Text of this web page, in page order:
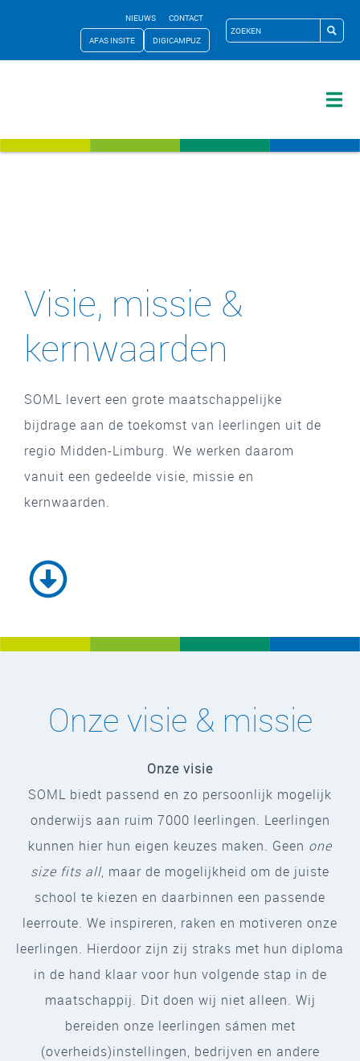
NIEUWS
CONTACT
AFAS INSITE
DIGICAMPUZ
Visie, missie &
kernwaarden
SOML levert een grote maatschappelijke
bijdrage aan de toekomst van leerlingen uit de
regio Midden-Limburg. We werken daarom
vanuit een gedeelde visie, missie en
kernwaarden.
Onze visie & missie
Onze visie
SOML biedt passend en zo persoonlijk mogelijk
onderwijs aan ruim 7000 leerlingen. Leerlingen
kunnen hier hun eigen keuzes maken. Geen one
size fits all, maar de mogelijkheid om de juiste
school te kiezen en daarbinnen een passende
leerroute. We inspireren, raken en motiveren onze
leerlingen. Hierdoor zijn zij straks met hun diploma
in de hand klaar voor hun volgende stap in de
maatschappij. Dit doen wij niet alleen. Wij
bereiden onze leerlingen sámen met
(overheids)instellingen, bedrijven en andere